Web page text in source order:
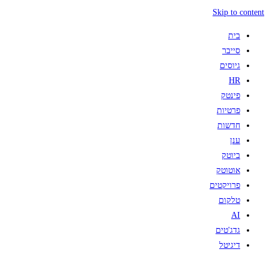
Skip to content
בית
סייבר
גיוסים
HR
פינטק
פרטיות
חדשות
ענן
ביוטק
אוטוטק
פרויקטים
טלקום
AI
גדג'טים
דיגיטל